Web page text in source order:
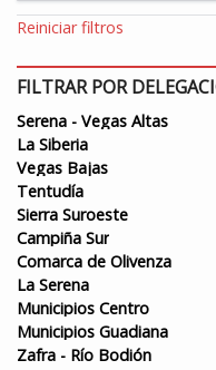
Reiniciar filtros
FILTRAR POR